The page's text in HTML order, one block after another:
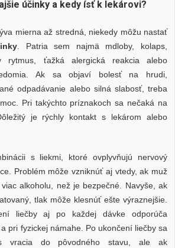
účinky a kedy ísť k lekárovi?
mierna až stredná, niekedy môžu nastať
. Patria sem najmä mdloby, kolaps,
rytmus, ťažká alergická reakcia alebo
Ak sa objaví bolesť na hrudi,
odpadávanie alebo silná slabosť, treba
Pri takýchto príznakoch sa nečaká na
je rýchly kontakt s lekárom alebo
s liekmi, ktoré ovplyvňujú nervový
Problém môže vzniknúť aj vtedy, ak muž
alkoholu, než je bezpečné. Navyše, ak
tlak môže klesnúť ešte výraznejšie.
liečby aj po každej dávke odporúča
pri fyzickej námahe. Po ukončení liečby sa
vracia do pôvodného stavu, ale ak